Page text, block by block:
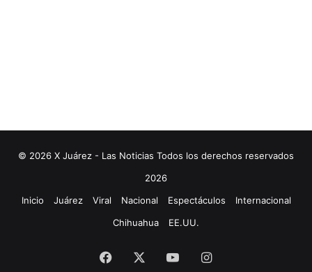
© 2026 X Juárez - Las Noticias Todos los derechos reservados
2026
Inicio
Juárez Viral Nacional Espectáculos
Internacional
Chihuahua
EE.UU.
Facebook YouTubeInstagram